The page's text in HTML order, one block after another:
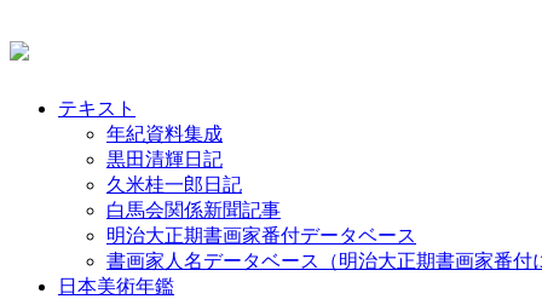
テキスト
年紀資料集成
黒田清輝日記
久米桂一郎日記
白馬会関係新聞記事
明治大正期書画家番付データベース
書画家人名データベース（明治大正期書画家番付
日本美術年鑑